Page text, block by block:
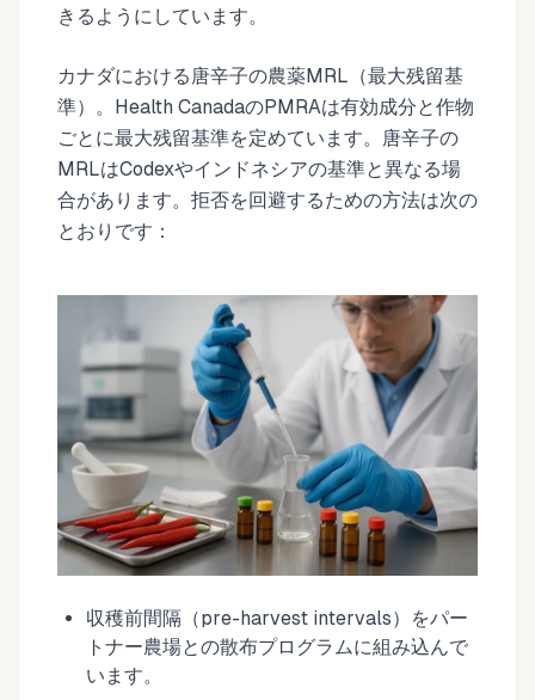
きるようにしています。
カナダにおける唐辛子の農薬MRL（最大残留基
準）。Health CanadaのPMRAは有効成分と作物
ごとに最大残留基準を定めています。唐辛子の
MRLはCodexやインドネシアの基準と異なる場
合があります。拒否を回避するための方法は次の
とおりです：
収穫前間隔（pre-harvest intervals）をパー
トナー農場との散布プログラムに組み込んで
います。